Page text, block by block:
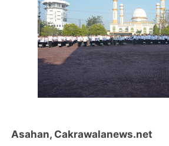
Asahan, Cakrawalanews.net